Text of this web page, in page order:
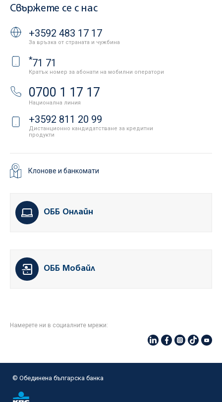
Свържете се с нас
+3592 483 17 17
За връзка от страната и чужбина
*71 71
Кратък номер за абонати на мобилни оператори
0700 1 17 17
Национална линия
+3592 811 20 99
Дистанционно кандидатстване за кредитни
продукти
Клонове и банкомати
ОББ Онлайн
ОББ Мобайл
Намерете ни в социалните мрежи:
© Oбединена българска банка